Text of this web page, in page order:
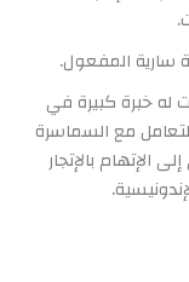
سارية المفعول.
له خبرة كبيرة في
مع السماسرة
الإتهام بالإتجار